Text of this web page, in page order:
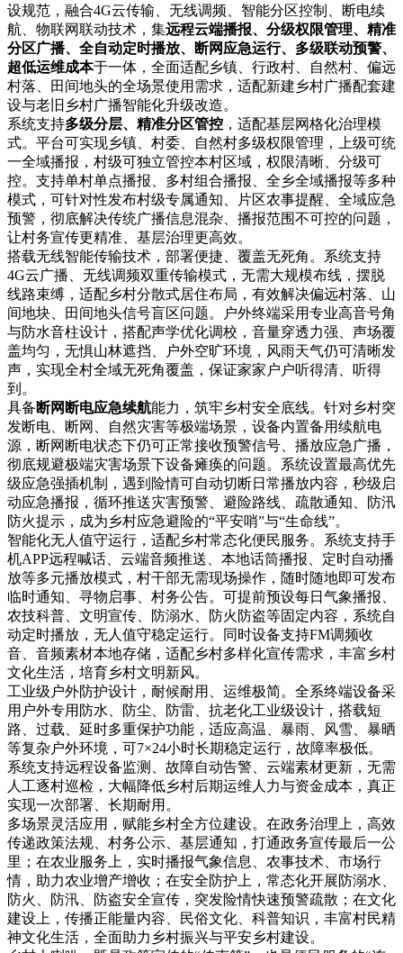
设规范，融合4G云传输、无线调频、智能分区控制、断电续
航、物联网联动技术，集远程云端播报、分级权限管理、精准
分区广播、全自动定时播放、断网应急运行、多级联动预警、
超低运维成本于一体，全面适配乡镇、行政村、自然村、偏远
村落、田间地头的全场景使用需求，适配新建乡村广播配套建
设与老旧乡村广播智能化升级改造。
系统支持多级分层、精准分区管控 ，适配基层网格化治理模
式。平台可实现乡镇、村委、自然村多级权限管理，上级可统
一全域播报，村级可独立管控本村区域，权限清晰、分级可
控。支持单村单点播报、多村组合播报、全乡全域播报等多种
模式，可针对性发布村级专属通知、片区农事提醒、全域应急
预警，彻底解决传统广播信息混杂、播报范围不可控的问题，
让村务宣传更精准、基层治理更高效。
搭载无线智能传输技术，部署便捷、覆盖无死角。系统支持
4G云广播、无线调频双重传输模式，无需大规模布线，摆脱
线路束缚，适配乡村分散式居住布局，有效解决偏远村落、山
间地块、田间地头信号盲区问题。户外终端采用专业高音号角
与防水音柱设计，搭配声学优化调校，音量穿透力强、声场覆
盖均匀，无惧山林遮挡、户外空旷环境，风雨天气仍可清晰发
声，实现全村全域无死角覆盖，保证家家户户听得清、听得
到。
具备断网断电应急续航能力，筑牢乡村安全底线。针对乡村突
发断电、断网、自然灾害等极端场景，设备内置备用续航电
源，断网断电状态下仍可正常接收预警信号、播放应急广播，
彻底规避极端灾害场景下设备瘫痪的问题。系统设置最高优先
级应急强插机制，遇到险情可自动切断日常播放内容，秒级启
动应急播报，循环推送灾害预警、避险路线、疏散通知、防汛
防火提示，成为乡村应急避险的“平安哨”与“生命线”。
智能化无人值守运行，适配乡村常态化便民服务。系统支持手
机APP远程喊话、云端音频推送、本地话筒播报、定时自动播
放等多元播放模式，村干部无需现场操作，随时随地即可发布
临时通知、寻物启事、村务公告。可提前预设每日气象播报、
农技科普、文明宣传、防溺水、防火防盗等固定内容，系统自
动定时播放，无人值守稳定运行。同时设备支持FM调频收
音、音频素材本地存储，适配乡村多样化宣传需求，丰富乡村
文化生活，培育乡村文明新风。
工业级户外防护设计，耐候耐用、运维极简。全系终端设备采
用户外专用防水、防尘、防雷、抗老化工业级设计，搭载短
路、过载、延时多重保护功能，适应高温、暴雨、风雪、暴晒
等复杂户外环境，可7×24小时长期稳定运行，故障率极低。
系统支持远程设备监测、故障自动告警、云端素材更新，无需
人工逐村巡检，大幅降低乡村后期运维人力与资金成本，真正
实现一次部署、长期耐用。
多场景灵活应用，赋能乡村全方位建设。在政务治理上，高效
传递政策法规、村务公示、基层通知，打通政务宣传最后一公
里；在农业服务上，实时播报气象信息、农事技术、市场行
情，助力农业增产增收；在安全防护上，常态化开展防溺水、
防火、防汛、防盗安全宣传，突发险情快速预警疏散；在文化
建设上，传播正能量内容、民俗文化、科普知识，丰富村民精
神文化生活，全面助力乡村振兴与平安乡村建设。